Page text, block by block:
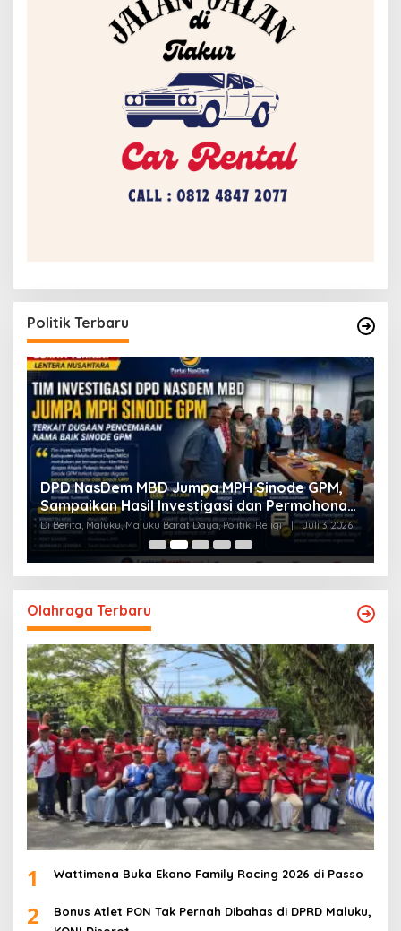
Politik Terbaru
DPD NasDem MBD Jumpa MPH Sinode GPM,
Sampaikan Hasil Investigasi dan Permohonan
Maaf
Di Berita, Maluku, Maluku Barat Daya, Politik, Religi | Juli 3, 2026
Olahraga Terbaru
1 Wattimena Buka Ekano Family Racing 2026 di Passo
2
Bonus Atlet PON Tak Pernah Dibahas di DPRD Maluku,